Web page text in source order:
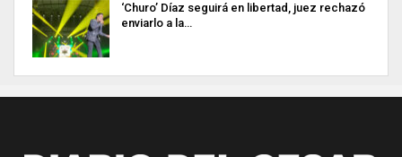
‘Churo’ Díaz seguirá en libertad, juez rechazó
enviarlo a la…